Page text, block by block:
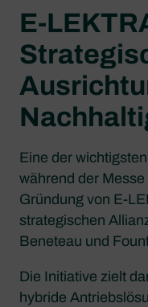
E-
Eine der
während der
Gründung von E-
strategischen
Beneteau und
Die Initiative zielt
hybride